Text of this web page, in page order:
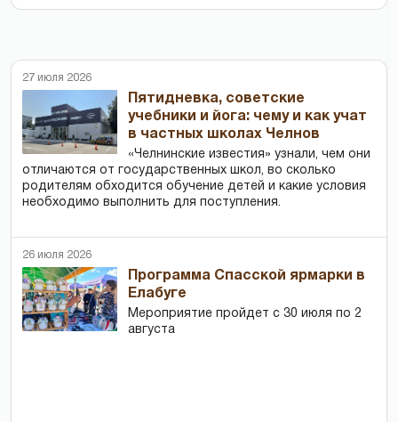
27 июля 2026
Пятидневка, советские
учебники и йога: чему и как учат
в частных школах Челнов
«Челнинские известия» узнали, чем они
отличаются от государственных школ, во сколько
родителям обходится обучение детей и какие условия
необходимо выполнить для поступления.
26 июля 2026
Программа Спасской ярмарки в
Елабуге
Мероприятие пройдет с 30 июля по 2
августа